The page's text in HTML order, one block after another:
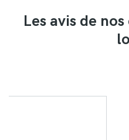
Les avis de